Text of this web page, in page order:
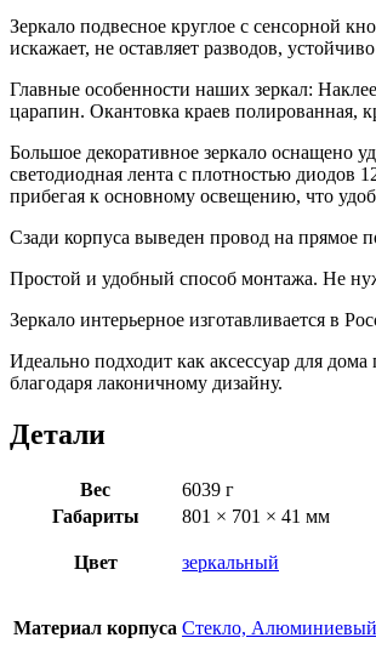
подсветкой
6000
рисунок
2,5
с
сенсорной
кнопкой
Зеркало подвесное круглое с сенсорной
искажает, не оставляет разводов,
Главные особенности наших зеркал:
царапин. Окантовка краев полированная,
Большое декоративное зеркало оснащено
светодиодная лента с плотностью диодов
прибегая к основному освещению, что
Сзади корпуса выведен провод на прямое
Простой и удобный способ монтажа. Не
Зеркало интерьерное изготавливается в
Идеально подходит как аксессуар для
благодаря лаконичному дизайну.
Детали
Вес
6039 г
Габариты
801 × 701 × 41 мм
Цвет зеркальный
Материал корпуса Стекло,